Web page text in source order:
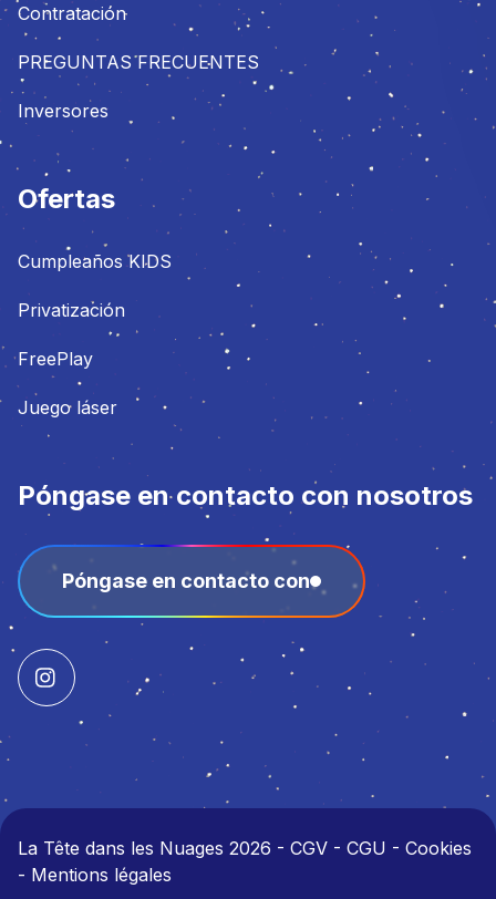
Contratación
PREGUNTAS FRECUENTES
Inversores
Ofertas
Cumpleaños KIDS
Privatización
FreePlay
Juego láser
Póngase en contacto con nosotros
Póngase en contacto con
La Tête dans les Nuages 2026 - CGV - CGU - Cookies
- Mentions légales